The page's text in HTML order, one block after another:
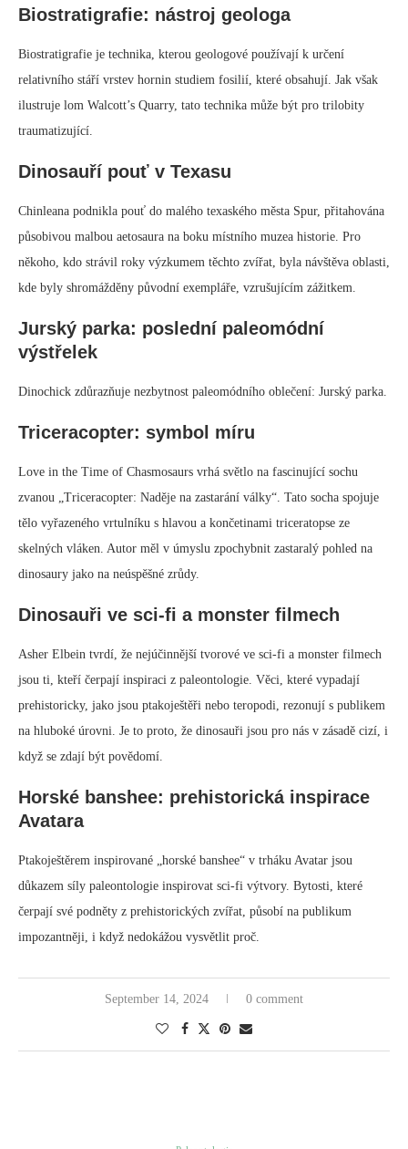
Dinosauři ve sci-fi a monster filmech
Asher Elbein tvrdí, že nejúčinnější tvorové ve sci-fi a monster filmech
jsou ti, kteří čerpají inspiraci z paleontologie. Věci, které vypadají
prehistoricky, jako jsou ptakoještěři nebo teropodi, rezonují s publikem
na hluboké úrovni. Je to proto, že dinosauři jsou pro nás v zásadě cizí, i
když se zdají být povědomí.
Horské banshee: prehistorická inspirace
Avatara
Ptakoještěrem inspirované „horské banshee“ v trháku Avatar jsou
důkazem síly paleontologie inspirovat sci-fi výtvory. Bytosti, které
impozantněji, i když nedokážou vysvětlit proč.
Paleontologie
DINOSAUŘI A MINIGOLF: NEOBVYKLÁ
DVOJICE, KTERÁ FUNGUJE
Dinosauři a minigolf: Neobvyklá
dvojice
Dinosauři jako výzdoba golfových drah
Dinosauři a minigolf se mohou zdát jako neobvyklá dvojice, ale ve
skutečnosti se skvěle doplňují. Dinosauři jsou vynikající výzdobou
některých případech dinosauři zůstávají i poté, co je minigolfové hřiště
uzavřeno, čímž vytvářejí jedinečný a nečekaný pohled.
Výhody výzdoby s dinosaury
Zaprvé jsou vizuálně přitažliví a mohou pomoci přilákat zákazníky na
vaše hřiště. Zadruhé, lze je použít k vytvoření různých témat, od
Jurského parku až po křídové období. Zatřetí, lze je použít k vzdělávání